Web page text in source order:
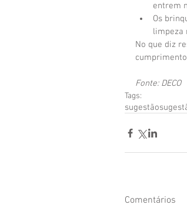
entrem
Os
limpeza
No que diz
Fonte: DECO
Tags:
sugestão
Comentários